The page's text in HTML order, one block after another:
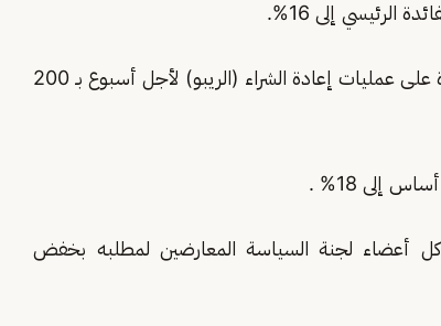
إلى 16%.
وقررت لجنة السياسة النقدية بالبنك خفض معدل الفائدة على عمليات إعادة الشراء (الريبو) لأجل أسبوع بـ 200
كل أعضاء لجنة السياسة المعارضين لمطلبه بخفض